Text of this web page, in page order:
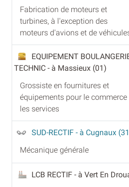
Fabrication de moteurs et
turbines, à l'exception des
moteurs d'avions et de
EQUIPEMENT
TECHNIC - à Massieux (01)
Grossiste en fournitures et
équipements pour le commerce
les services
SUD-RECTIF - à Cugnaux
Mécanique générale
LCB RECTIF - à Vert En